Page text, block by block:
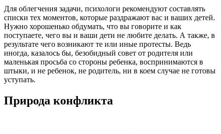
Для облегчения задачи, психологи рекомендуют составлять
списки тех моментов, которые раздражают вас и ваших детей.
Нужно хорошенько обдумать, что вы говорите и как
поступаете, чего вы и ваши дети не любите делать. А также, в
результате чего возникают те или иные протесты. Ведь
иногда, казалось бы, безобидный совет от родителя или
маленькая просьба со стороны ребенка, воспринимаются в
штыки, и не ребенок, не родитель, ни в коем случае не готовы
уступать.
Природа конфликта